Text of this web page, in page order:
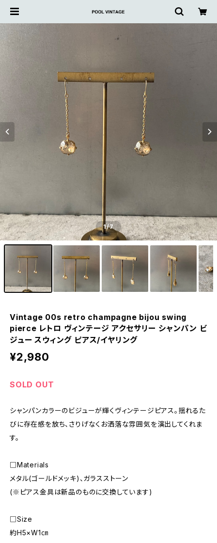
1/7
Vintage 00s retro champagne bijou swing
pierce レトロ ヴィンテージ アクセサリー シャンパン ビ
ジュー スウィング ピアス/イヤリング
¥2,980
SOLD OUT
シャンパンカラーのビジューが輝くヴィンテージピアス。揺れるた
びに存在感を放ち、さりげなくお洒落な雰囲気を演出してくれま
す。
□Materials
メタル(ゴールドメッキ)、ガラスストーン
(※ピアス金具は新品のものに交換しています)
□Size
約H5×W1㎝